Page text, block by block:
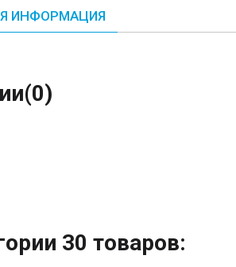
ИНФОРМАЦИЯ
(0)
30 товаров: